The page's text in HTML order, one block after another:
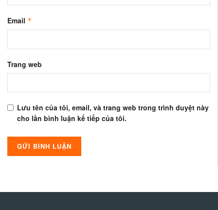
Email *
Trang web
Lưu tên của tôi, email, và trang web trong trình duyệt này
cho lần bình luận kế tiếp của tôi.